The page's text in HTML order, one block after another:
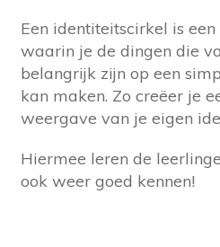
Een identiteitscirkel is
waarin je de dingen die
belangrijk zijn op een
kan maken. Zo creëer je
weergave van je eigen
Hiermee leren de
ook weer goed kennen!